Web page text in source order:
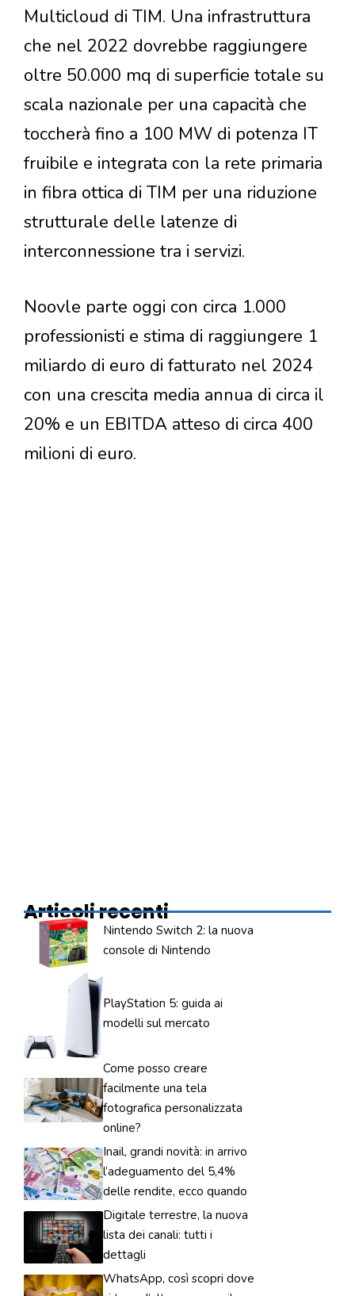
Multicloud di TIM. Una infrastruttura
che nel 2022 dovrebbe raggiungere
oltre 50.000 mq di superficie totale su
scala nazionale per una capacità che
toccherà fino a 100 MW di potenza IT
fruibile e integrata con la rete primaria
in fibra ottica di TIM per una riduzione
strutturale delle latenze di
interconnessione tra i servizi.
Noovle parte oggi con circa 1.000
professionisti e stima di raggiungere 1
miliardo di euro di fatturato nel 2024
con una crescita media annua di circa il
20% e un EBITDA atteso di circa 400
milioni di euro.
Articoli recenti
Nintendo Switch 2: la nuova
console di Nintendo
PlayStation 5: guida ai
modelli sul mercato
Come posso creare
facilmente una tela
fotografica personalizzata
online?
Inail, grandi novità: in arrivo
l’adeguamento del 5,4%
delle rendite, ecco quando
Digitale terrestre, la nuova
lista dei canali: tutti i
dettagli
WhatsApp, così scopri dove